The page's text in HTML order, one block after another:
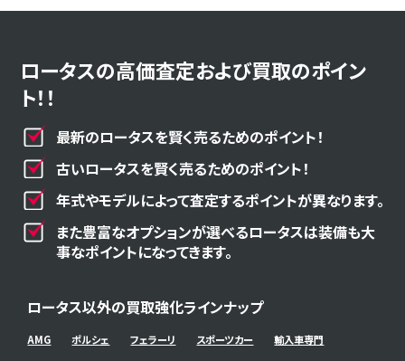
ロータスの高価査定および買取のポイン
ト！！
最新のロータスを賢く売るためのポイント！
古いロータスを賢く売るためのポイント！
年式やモデルによって査定するポイントが異なります。
また豊富なオプションが選べるロータスは装備も大
事なポイントになってきます。
ロータス以外の買取強化ラインナップ
AMG ポルシェ フェラーリ スポーツカー 輸入車専門